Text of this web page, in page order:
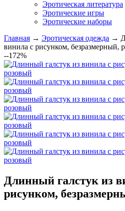
Эротическая литература
Эротические игры
Эротические наборы
Главная → Эротическая одежда →
винила с рисунком, безразмерный,
--172%
Длинный галстук из
рисунком,